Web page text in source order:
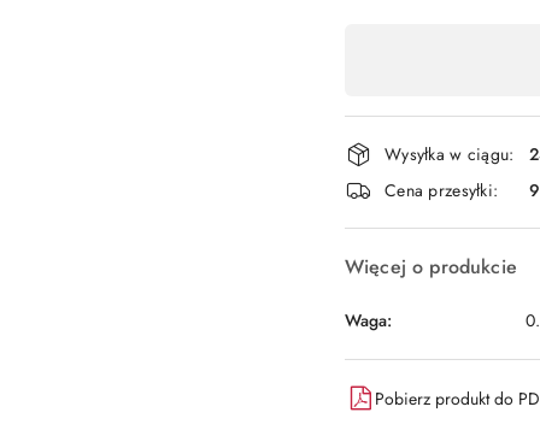
płatność
i
dostawa
Wysyłka w ciągu:
Cena przesyłki:
Więcej o produkcie
Waga:
Pobierz produkt do